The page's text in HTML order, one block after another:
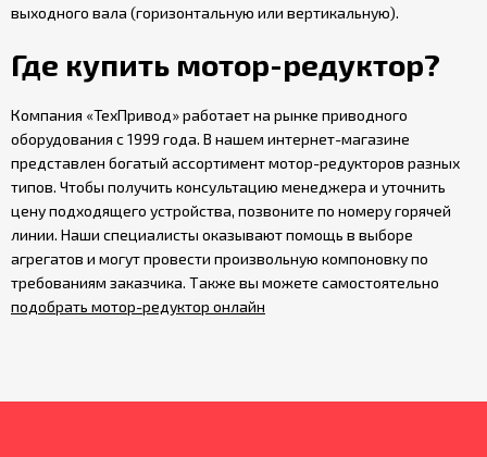
выходного вала (горизонтальную или вертикальную).
Где купить мотор-редуктор?
Компания «ТехПривод» работает на рынке приводного
оборудования с 1999 года. В нашем интернет-магазине
представлен богатый ассортимент мотор-редукторов разных
типов. Чтобы получить консультацию менеджера и уточнить
цену подходящего устройства, позвоните по номеру горячей
линии. Наши специалисты оказывают помощь в выборе
агрегатов и могут провести произвольную компоновку по
требованиям заказчика. Также вы можете самостоятельно
подобрать мотор-редуктор онлайн